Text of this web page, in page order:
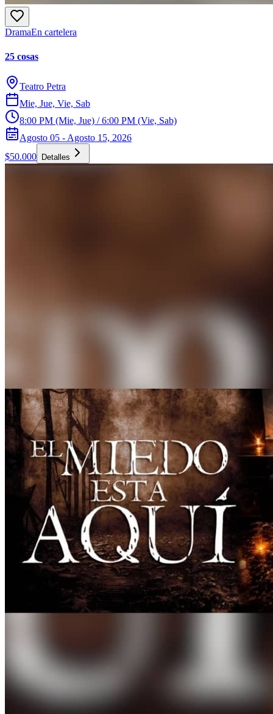
DramaEn cartelera
25 cosas
Teatro Petra
Mie, Jue, Vie, Sab
8:00 PM (Mie, Jue) / 6:00 PM (Vie, Sab)
Agosto 05 - Agosto 15, 2026
$50.000
Detalles